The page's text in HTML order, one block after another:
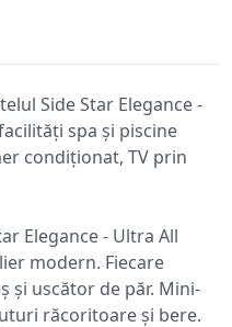
Side Star Elegance -
spa și piscine
condiționat, TV prin
Elegance - Ultra All
modern. Fiecare
și uscător de păr. Mini-
răcoritoare și bere.